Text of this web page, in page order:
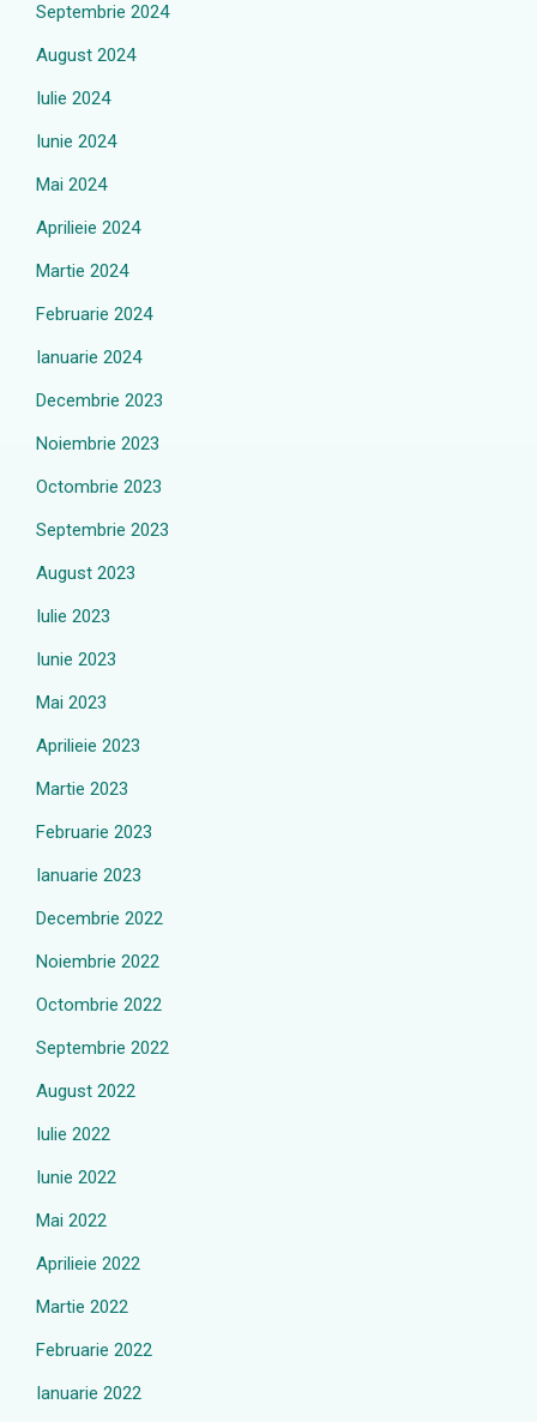
Septembrie 2024
August 2024
Iulie 2024
Iunie 2024
Mai 2024
Aprilieie 2024
Martie 2024
Februarie 2024
Ianuarie 2024
Decembrie 2023
Noiembrie 2023
Octombrie 2023
Septembrie 2023
August 2023
Iulie 2023
Iunie 2023
Mai 2023
Aprilieie 2023
Martie 2023
Februarie 2023
Ianuarie 2023
Decembrie 2022
Noiembrie 2022
Octombrie 2022
Septembrie 2022
August 2022
Iulie 2022
Iunie 2022
Mai 2022
Aprilieie 2022
Martie 2022
Februarie 2022
Ianuarie 2022